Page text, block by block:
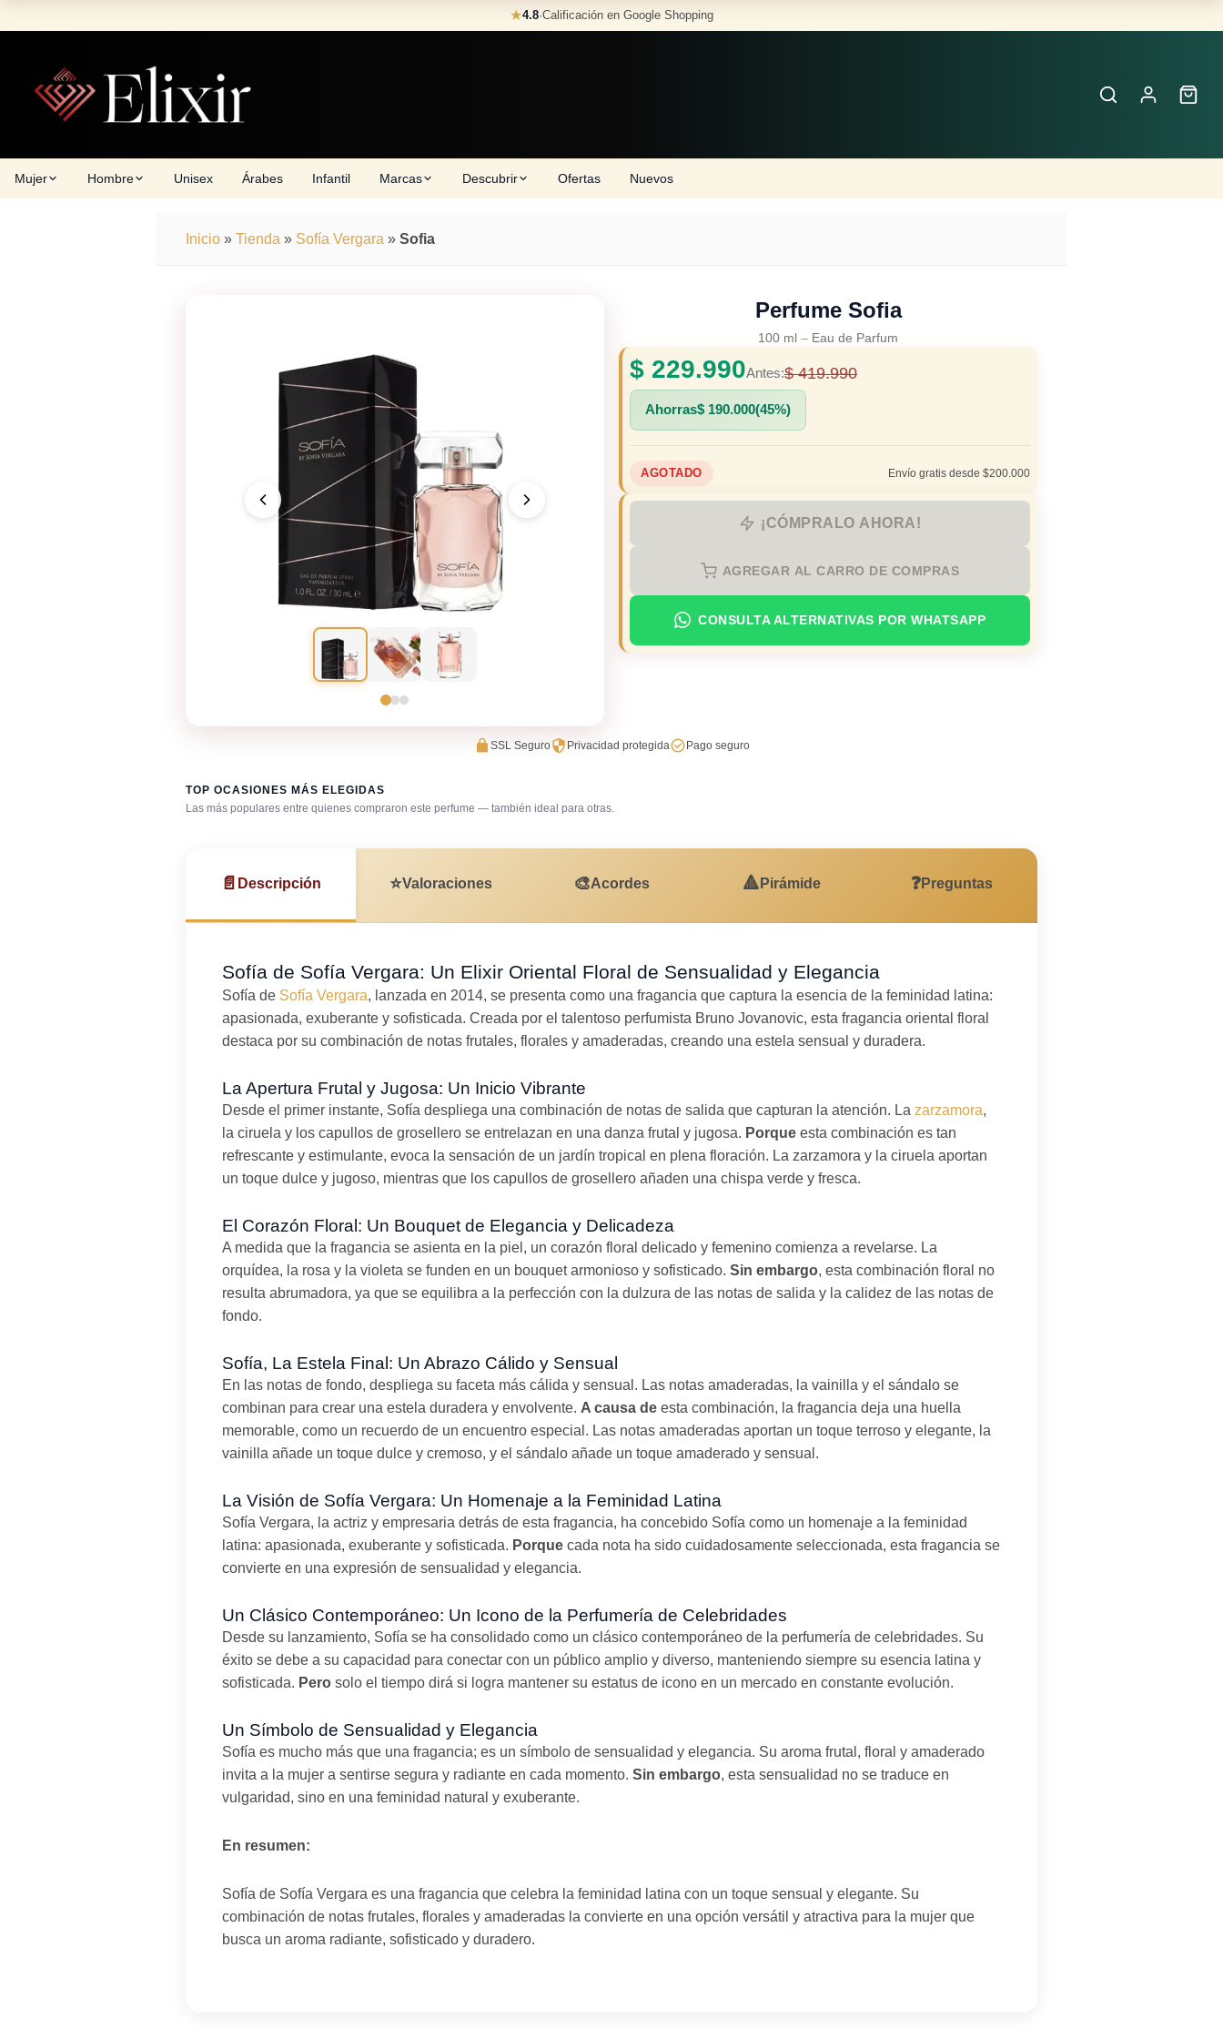
to
★4.8·Calificación en Google Shopping
Mujer Hombre Unisex Árabes Infantil Marcas Descubrir Ofertas Nuevos
Inicio » Tienda » Sofía Vergara » Sofia
Perfume Sofia
100 ml – Eau de Parfum
$ 229.990Antes:$419.990
Ahorras$ 190.000(45%)
AGOTADO Envío gratis desde $200.000
¡CÓMPRALO AHORA!
AGREGAR AL CARRO DE COMPRAS
CONSULTA ALTERNATIVAS POR WHATSAPP
SSL Seguro Privacidad protegida Pago seguro
TOP OCASIONES MÁS ELEGIDAS
Las más populares entre quienes compraron este perfume — también ideal para otras.
Cena romántica Salida casual de día
📄 Descripción ⭐Valoraciones 🎨Acordes 🔺 Pirámide ❓Preguntas
Sofía de Sofía Vergara: Un Elixir Oriental Floral de Sensualidad y Elegancia
Sofía de Sofía Vergara, lanzada en 2014, se presenta como una fragancia que captura la esencia de la feminidad latina:
apasionada, exuberante y sofisticada. Creada por el talentoso perfumista Bruno Jovanovic, esta fragancia oriental floral
destaca por su combinación de notas frutales, florales y amaderadas, creando una estela sensual y duradera.
La Apertura Frutal y Jugosa: Un Inicio Vibrante
Desde el primer instante, Sofía despliega una combinación de notas de salida que capturan la atención. La zarzamora,
la ciruela y los capullos de grosellero se entrelazan en una danza frutal y jugosa. Porque esta combinación es tan
refrescante y estimulante, evoca la sensación de un jardín tropical en plena floración. La zarzamora y la ciruela aportan
un toque dulce y jugoso, mientras que los capullos de grosellero añaden una chispa verde y fresca.
El Corazón Floral: Un Bouquet de Elegancia y Delicadeza
A medida que la fragancia se asienta en la piel, un corazón floral delicado y femenino comienza a revelarse. La
orquídea, la rosa y la violeta se funden en un bouquet armonioso y sofisticado. Sin embargo, esta combinación floral no
resulta abrumadora, ya que se equilibra a la perfección con la dulzura de las notas de salida y la calidez de las notas de
fondo.
Sofía, La Estela Final: Un Abrazo Cálido y Sensual
En las notas de fondo, despliega su faceta más cálida y sensual. Las notas amaderadas, la vainilla y el sándalo se
combinan para crear una estela duradera y envolvente. A causa de esta combinación, la fragancia deja una huella
memorable, como un recuerdo de un encuentro especial. Las notas amaderadas aportan un toque terroso y elegante, la
vainilla añade un toque dulce y cremoso, y el sándalo añade un toque amaderado y sensual.
La Visión de Sofía Vergara: Un Homenaje a la Feminidad Latina
Sofía Vergara, la actriz y empresaria detrás de esta fragancia, ha concebido Sofía como un homenaje a la feminidad
latina: apasionada, exuberante y sofisticada. Porque cada nota ha sido cuidadosamente seleccionada, esta fragancia se
convierte en una expresión de sensualidad y elegancia.
Un Clásico Contemporáneo: Un Icono de la Perfumería de Celebridades
Desde su lanzamiento, Sofía se ha consolidado como un clásico contemporáneo de la perfumería de celebridades. Su
éxito se debe a su capacidad para conectar con un público amplio y diverso, manteniendo siempre su esencia latina y
sofisticada. Pero solo el tiempo dirá si logra mantener su estatus de icono en un mercado en constante evolución.
Un Símbolo de Sensualidad y Elegancia
Sofía es mucho más que una fragancia; es un símbolo de sensualidad y elegancia. Su aroma frutal, floral y amaderado
invita a la mujer a sentirse segura y radiante en cada momento. Sin embargo, esta sensualidad no se traduce en
vulgaridad, sino en una feminidad natural y exuberante.
En resumen:
Sofía de Sofía Vergara es una fragancia que celebra la feminidad latina con un toque sensual y elegante. Su
combinación de notas frutales, florales y amaderadas la convierte en una opción versátil y atractiva para la mujer que
busca un aroma radiante, sofisticado y duradero.